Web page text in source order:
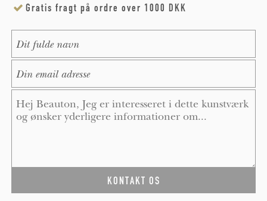
Gratis fragt på ordre over 1000 DKK